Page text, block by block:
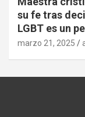
su fe tras
LGBT es un
marzo 21, 2025